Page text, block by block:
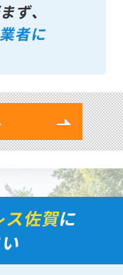
ず、
者に
ス佐賀に